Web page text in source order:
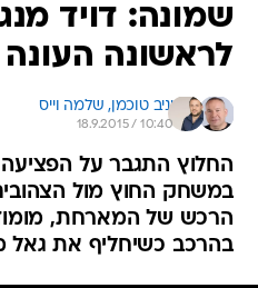
שמונה: דויד
לראשונה
יניב טוכמן, שלמה וייס
18.9.2015 / 10:40
החלוץ התגבר על הפציעה
הרכש של המארחת,
בהרכב כשיחליף את גאל